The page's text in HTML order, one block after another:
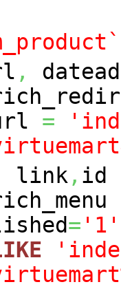
,
=
link, id
= '1'